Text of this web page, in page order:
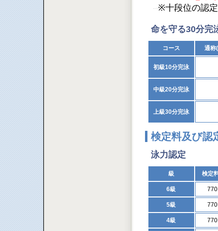
※十段位の認
命を守る30分完
コース 通称
初級10分完泳
中級20分完泳
上級30分完泳
検定料及び認
泳力認定
級 検定
6級
5級
4級